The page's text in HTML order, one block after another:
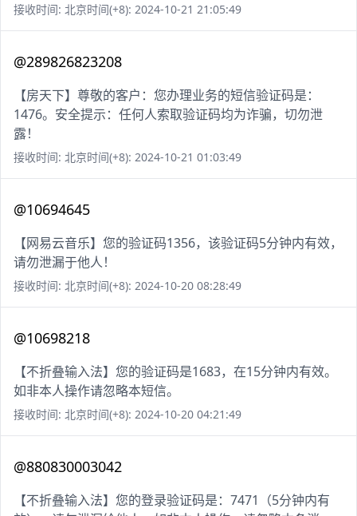
接收时间: 北京时间(+8): 2024-10-21 21:05:49
@289826823208
【房天下】尊敬的客户：您办理业务的短信验证码是：
1476。安全提示：任何人索取验证码均为诈骗，切勿泄
露！
接收时间: 北京时间(+8): 2024-10-21 01:03:49
@10694645
【网易云音乐】您的验证码1356，该验证码5分钟内有效，
请勿泄漏于他人！
接收时间: 北京时间(+8): 2024-10-20 08:28:49
@10698218
【不折叠输入法】您的验证码是1683，在15分钟内有效。
如非本人操作请忽略本短信。
接收时间: 北京时间(+8): 2024-10-20 04:21:49
@880830003042
【不折叠输入法】您的登录验证码是：7471（5分钟内有